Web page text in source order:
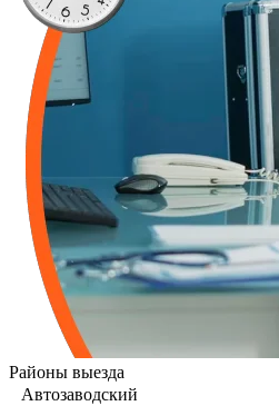
Районы выезда
Автозаводский